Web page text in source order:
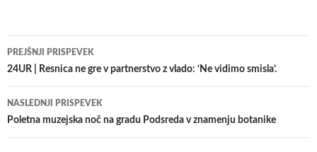
Krmarjenje
po
prispevkih
PREJŠNJI PRISPEVEK
24UR | Resnica ne gre v partnerstvo z vlado: ‘Ne vidimo smisla’.
NASLEDNJI PRISPEVEK
Poletna muzejska noč na gradu Podsreda v znamenju botanike